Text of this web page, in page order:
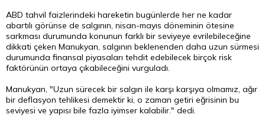
ABD tahvil faizlerindeki hareketin bugünlerde her ne kadar
abartılı görünse de salgının, nisan-mayıs döneminin ötesine
sarkması durumunda konunun farklı bir seviyeye evrilebileceğine
dikkati çeken Manukyan, salgının beklenenden daha uzun sürmesi
durumunda finansal piyasaları tehdit edebilecek birçok risk
faktörünün ortaya çıkabileceğini vurguladı.
Manukyan, "Uzun sürecek bir salgın ile karşı karşıya olmamız, ağır
bir deflasyon tehlikesi demektir ki, o zaman getiri eğrisinin bu
seviyesi ve yapısı bile fazla iyimser kalabilir." dedi.